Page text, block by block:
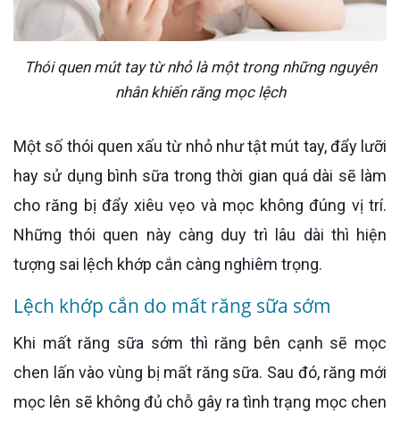
Thói quen mút tay từ nhỏ là một trong những nguyên
nhân khiến răng mọc lệch
Một số thói quen xấu từ nhỏ như tật mút tay, đẩy lưỡi
hay sử dụng bình sữa trong thời gian quá dài sẽ làm
cho răng bị đẩy xiêu vẹo và mọc không đúng vị trí.
Những thói quen này càng duy trì lâu dài thì hiện
tượng sai lệch khớp cắn càng nghiêm trọng.
Lệch khớp cắn do mất răng sữa sớm
Khi mất răng sữa sớm thì răng bên cạnh sẽ mọc
chen lấn vào vùng bị mất răng sữa. Sau đó, răng mới
mọc lên sẽ không đủ chỗ gây ra tình trạng mọc chen